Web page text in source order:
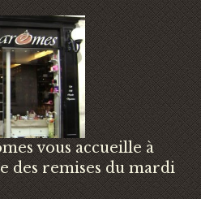
vous accueille à
des remises du mardi